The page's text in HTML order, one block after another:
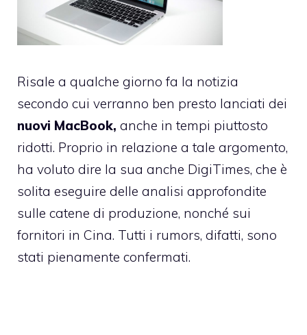
Risale a qualche giorno fa la notizia
secondo cui verranno ben presto lanciati dei
nuovi MacBook, anche in tempi piuttosto
ridotti. Proprio in relazione a tale argomento,
ha voluto dire la sua anche DigiTimes, che è
solita eseguire delle analisi approfondite
sulle catene di produzione, nonché sui
fornitori in Cina. Tutti i rumors, difatti, sono
stati pienamente confermati.